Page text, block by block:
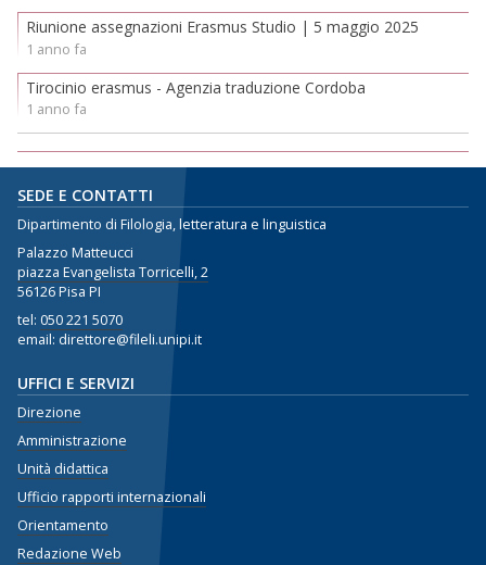
Riunione assegnazioni Erasmus Studio | 5 maggio 2025
1 anno fa
Tirocinio erasmus - Agenzia traduzione Cordoba
1 anno fa
SEDE E CONTATTI
Dipartimento di Filologia, letteratura e linguistica
Palazzo Matteucci
piazza Evangelista Torricelli, 2
56126 Pisa PI
tel: 050 221 5070
email: direttore@fileli.unipi.it
UFFICI E SERVIZI
Direzione
Amministrazione
Unità didattica
Ufficio rapporti internazionali
Orientamento
Redazione Web